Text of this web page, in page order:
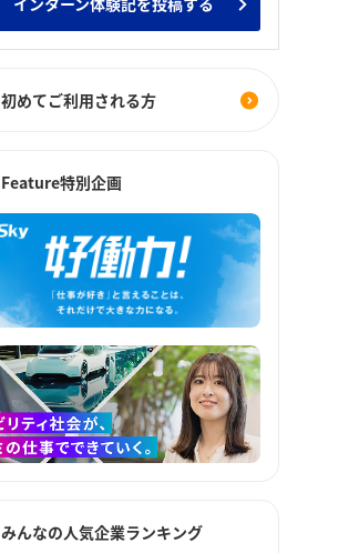
初めてご利用される方
Feature特別企画
みんなの人気企業ランキング